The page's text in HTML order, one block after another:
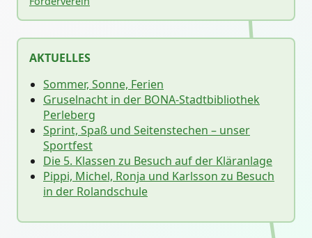
AKTUELLES
Sommer, Sonne, Ferien
Gruselnacht in der BONA-Stadtbibliothek
Perleberg
Sprint, Spaß und Seitenstechen – unser
Sportfest
Die 5. Klassen zu Besuch auf der Kläranlage
Pippi, Michel, Ronja und Karlsson zu Besuch
in der Rolandschule